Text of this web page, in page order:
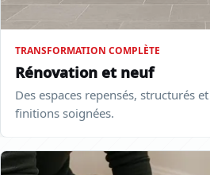
TRANSFORMATION COMPLÈTE
Rénovation et neuf
Des espaces repensés, structurés
finitions soignées.